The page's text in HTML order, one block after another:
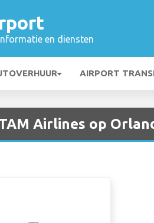
en diensten
AIRPORT
Airlines op